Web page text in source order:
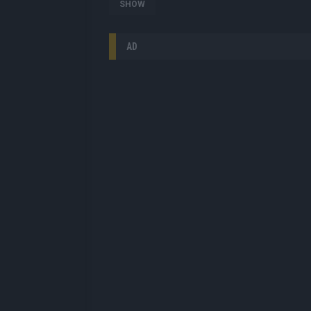
SHOW
AD